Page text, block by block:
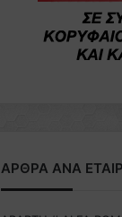
ΑΡΘΡΑ ΑΝΑ